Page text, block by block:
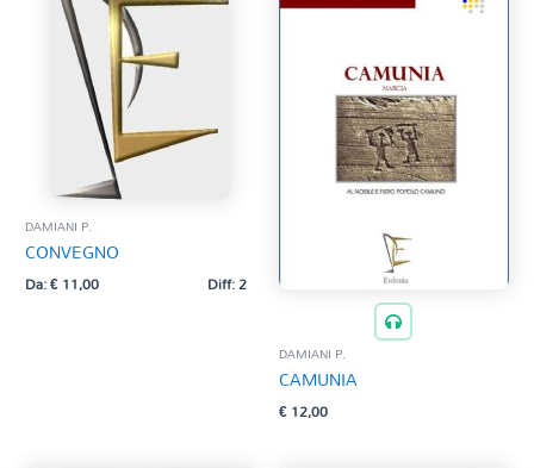
DAMIANI P.
CONVEGNO
Da:€11,00 Diff: 2
DAMIANI P.
CAMUNIA
€12,00